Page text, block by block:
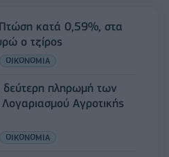
Πτώση κατά 0,59%, στα
ο τζίρος
ΟΙΚΟΝΟΜΙΑ
πληρωμή των
Αγροτικής
ΟΙΚΟΝΟΜΙΑ